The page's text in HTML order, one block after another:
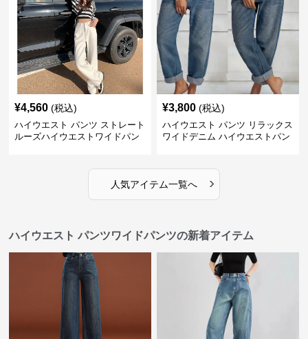
¥4,560 (税込)
ハイウエスト パンツ ストレート
ルーズハイウエストワイドパン
¥3,800 (税込)
ハイウエスト パンツ リラックス
ワイドデニム ハイウエストパン
人気アイテム一覧へ ›
ハイウエスト パンツワイドパンツの新着アイテム